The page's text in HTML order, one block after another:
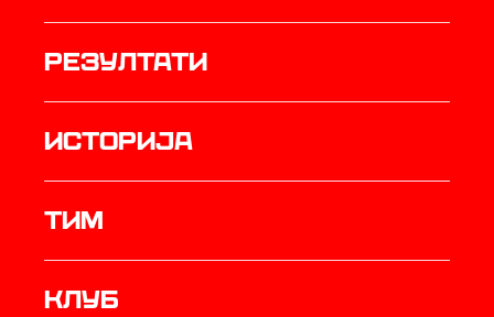
резултати
историја
ТИМ
Клуб